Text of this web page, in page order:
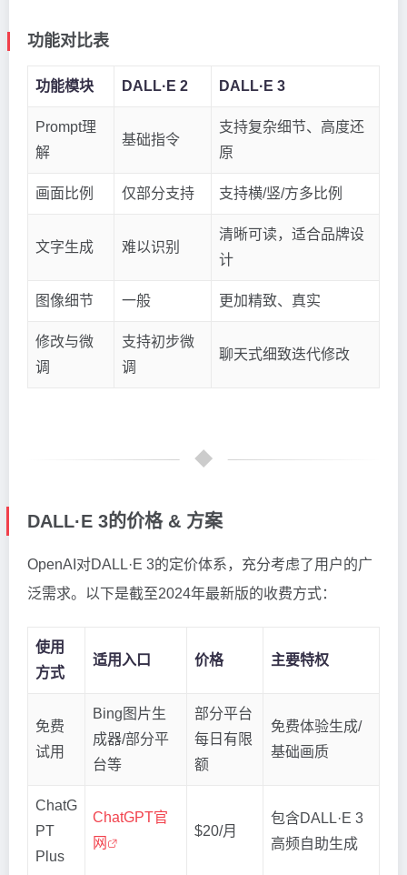
功能对比表
功能模块 DALL·E 2 DALL·E 3
Prompt理
解
基础指令
支持复杂细节、高度还
原
画面比例 仅部分支持 支持横/竖/方多比例
文字生成 难以识别
清晰可读，适合品牌设
计
图像细节 一般 更加精致、真实
修改与微
调
支持初步微
调
聊天式细致迭代修改
DALL·E 3的价格 & 方案
OpenAI对DALL·E 3的定价体系，充分考虑了用户的广
泛需求。以下是截至2024年最新版的收费方式：
使用
方式
适用入口 价格 主要特权
免费
试用
Bing图片生
成器/部分平
台等
部分平台
每日有限
额
免费体验生成/
基础画质
ChatG
PT
Plus
ChatGPT官
网
$20/月
包含DALL·E 3
高频自助生成